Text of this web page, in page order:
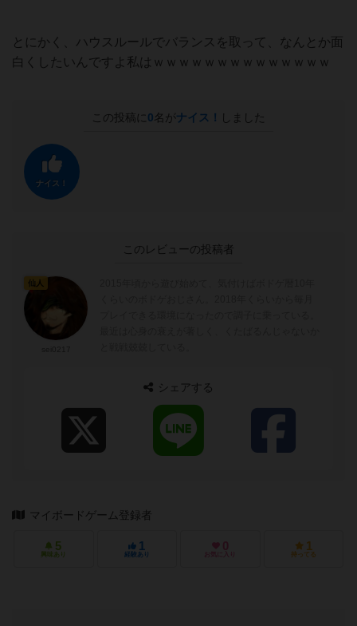
とにかく、ハウスルールでバランスを取って、なんとか面
白くしたいんですよ私はｗｗｗｗｗｗｗｗｗｗｗｗｗｗ
この投稿に 0名がナイス！ しました
ナイス！
このレビューの投稿者
仙人
シェアする
マイボードゲーム登録者
5
興味あり
1
経験あり
0
お気に入り
1
持ってる